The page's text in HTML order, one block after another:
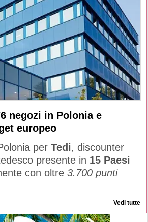
negozi in Polonia e
europeo
per Tedi, discounter
presente in 15 Paesi
con oltre 3.700 punti
Vedi tutte